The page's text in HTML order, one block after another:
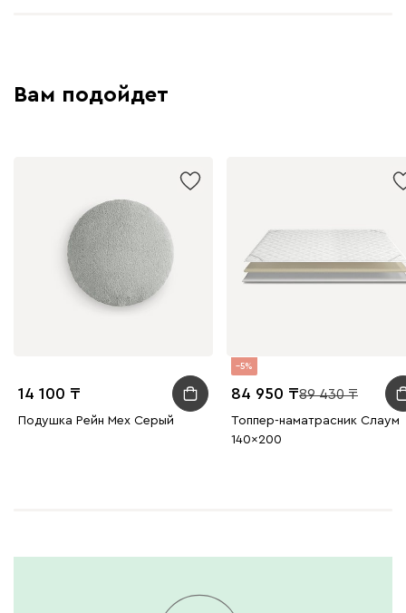
Вам подойдет
14 100
Подушка Рейн Мех Серый
5
84 950 89 430
Топпер-наматрасник Слаум
140x200